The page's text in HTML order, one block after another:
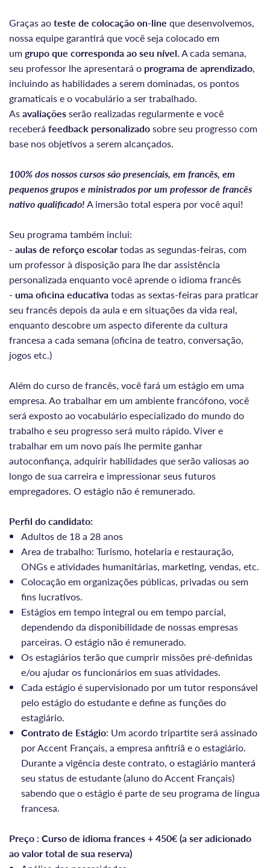
Graças aoteste de colocação on-line que desenvolvemos,
nossa equipe garantirá que você seja colocado em
umgrupo que corresponda ao seu nível.A cada semana,
seu professor lhe apresentará o programa de aprendizado,
incluindo as habilidades a serem dominadas, os pontos
gramaticais e o vocabulário a ser trabalhado.
Asavaliaçõesserão realizadas regularmente e você
receberá feedback personalizadosobre seu progresso com
base nos objetivos a serem alcançados.
100% dos nossos cursos são presenciais, em francês, em
pequenos grupos e ministrados por um professor de francês
nativo qualificado!A imersão total espera por você aqui!
Seu programa também inclui:
- aulas de reforço escolartodas as segundas-feiras, com
um professor à disposição para lhe dar assistência
personalizada enquanto você aprende o idioma francês
- uma oficina educativatodas as sextas-feiras para praticar
seu francês depois da aula e em situações da vida real,
enquanto descobre um aspecto diferente da cultura
francesa a cada semana (oficina de teatro, conversação,
jogos etc.)
Além do curso de francês, você fará um estágio em uma
empresa. Ao trabalhar em um ambiente francófono, você
será exposto ao vocabulário especializado do mundo do
trabalho e seu progresso será muito rápido. Viver e
trabalhar em um novo país lhe permite ganhar
autoconfiança, adquirir habilidades que serão valiosas ao
longo de sua carreira e impressionar seus futuros
empregadores. O estágio não é remunerado.
Perfil do candidato:
Adultos de 18 a 28 anos
Area de trabalho: Turismo, hotelaria e restauração,
ONGs e atividades humanitárias, marketing, vendas, etc.
Colocação em organizações públicas, privadas ou sem
fins lucrativos.
Estágios em tempo integral ou em tempo parcial,
dependendo da disponibilidade de nossas empresas
parceiras. O estágio não é remunerado.
Os estagiários terão que cumprir missões pré-definidas
e/ou ajudar os funcionários em suas atividades.
Cada estágio é supervisionado por um tutor responsável
pelo estágio do estudante e define as funções do
estagiário.
Contrato de Estágio: Um acordo tripartite será assinado
por Accent Français, a empresa anfitriã e o estagiário.
Durante a vigência deste contrato, o estagiário manterá
seu status de estudante (aluno do Accent Français)
sabendo que o estágio é parte de seu programa de língua
francesa.
Preço : Curso de idioma frances + 450€ (a ser adicionado
ao valor total de sua reserva)